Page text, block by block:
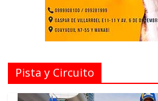
Pista y Circuito